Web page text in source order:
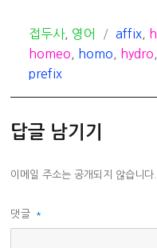
카
테
고
접두사, 영어
태
그
affix, h
homeo
homo hydro
prefix
답글 남기기
이메일 주소는 공개되지 않습니다.
댓글 *